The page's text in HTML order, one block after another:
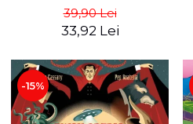
Diego Rodriguez Robredo
39,90 Lei
33,92 Lei
-15%